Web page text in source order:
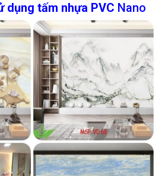
dụng tấm nhựa PVC Nano